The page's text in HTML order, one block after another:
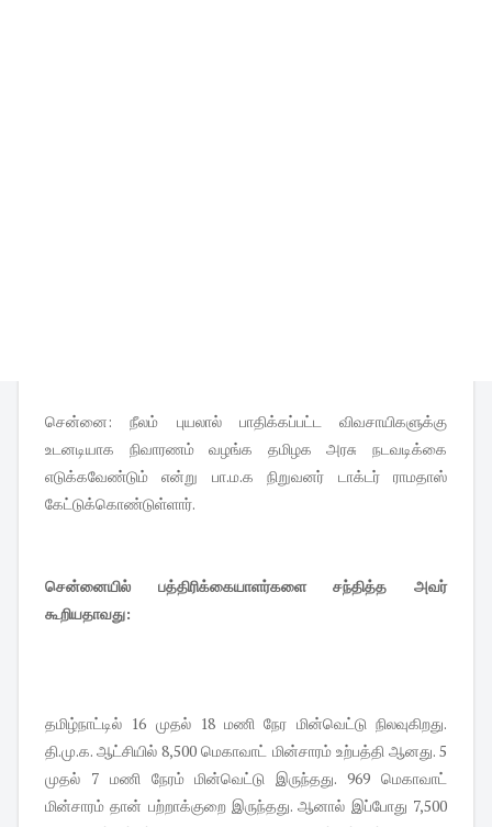
சென்னை: நீலம் புயலால் பாதிக்கப்பட்ட விவசாயிகளுக்கு
உடனடியாக நிவாரணம் வழங்க தமிழக அரசு நடவடிக்கை
எடுக்கவேண்டும் என்று பா.ம.க நிறுவனர் டாக்டர் ராமதாஸ்
கேட்டுக்கொண்டுள்ளார்.
சென்னையில் பத்திரிக்கையாளர்களை சந்தித்த அவர்
கூறியதாவது:
தமிழ்நாட்டில் 16 முதல் 18 மணி நேர மின்வெட்டு நிலவுகிறது.
தி.மு.க. ஆட்சியில் 8,500 மெகாவாட் மின்சாரம் உற்பத்தி ஆனது. 5
முதல் 7 மணி நேரம் மின்வெட்டு இருந்தது. 969 மெகாவாட்
மின்சாரம் தான் பற்றாக்குறை இருந்தது. ஆனால் இப்போது 7,500